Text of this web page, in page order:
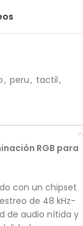
, peru, tactil,
RGB para
con un chipset
de 48 kHz-
de audio nítida y